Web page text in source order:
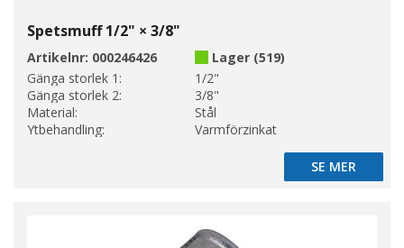
Spetsmuff 1/2" × 3/8"
Artikelnr: 000246426
Lager (519)
Gänga storlek 1:
1/2"
Gänga storlek 2:
3/8"
Material:
Stål
Ytbehandling:
Varmförzinkat
SE MER
SE MER